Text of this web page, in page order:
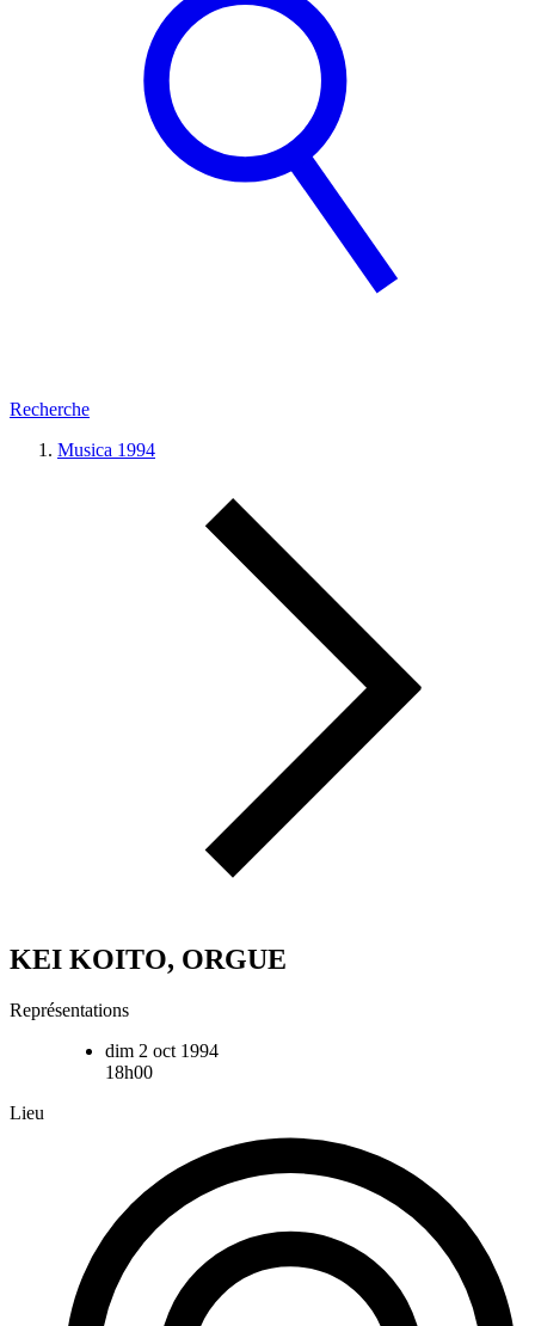
Recherche
Musica 1994
KEI KOITO, ORGUE
Représentations
dim 2 oct 1994
18h00
Lieu